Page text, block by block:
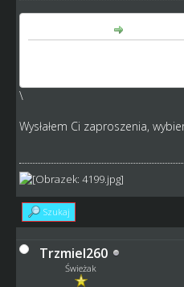
\
Wysłałem Ci zaproszenia,
Szukaj
Trzmiel260
Świeżak